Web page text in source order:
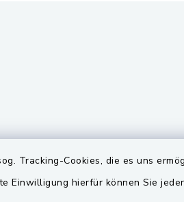
Tracking-Cookies, die es uns
Einwilligung hierfür können Sie